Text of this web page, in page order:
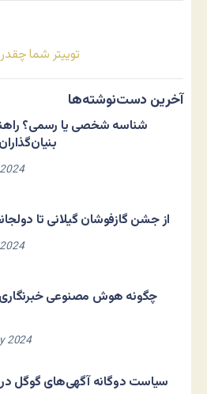
توییتر شما
آخرین دست‌نوشته‌ها
شناسه شخصی یا رسمی؟
از جشن گازفوشان گیلانی تا
چگونه هوش مصنوعی خبرنگاری
2024
سیاست دوگانه آگهی‌های گوگل در